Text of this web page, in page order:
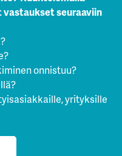
seuraaviin
onnistuu?
yrityksille